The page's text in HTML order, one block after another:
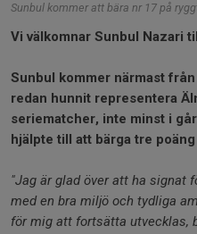
Sunbul kommer att bära nr 17 på
Vi välkomnar Sunbul Nazari
Sunbul kommer närmast
redan hunnit representera
seriematcher, inte minst i
hjälpte till att bärga tre
"Jag är glad över att ha signat
med en bra miljö och tydliga
för mig att fortsätta utvecklas,